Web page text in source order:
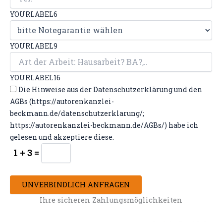
YOURLABEL6
YOURLABEL9
YOURLABEL16
Die Hinweise aus der Datenschutzerklärung und den
AGBs (https://autorenkanzlei-
beckmann.de/datenschutzerklarung/;
https://autorenkanzlei-beckmann.de/AGBs/) habe ich
gelesen und akzeptiere diese.
1 + 3 =
UNVERBINDLICH ANFRAGEN
Ihre sicheren Zahlungsmöglichkeiten